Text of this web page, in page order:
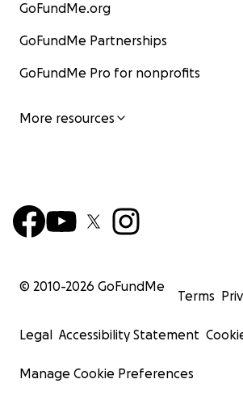
GoFundMe.org
GoFundMe Partnerships
GoFundMe Pro for nonprofits
More resources
© 2010-2026 GoFundMe
Terms
Legal Accessibility Statement
Manage Cookie Preferences